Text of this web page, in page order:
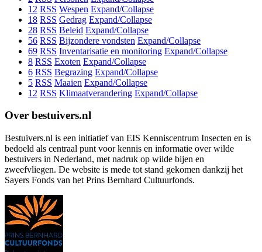
12 RSS Wespen Expand/Collapse
18 RSS Gedrag Expand/Collapse
28 RSS Beleid Expand/Collapse
56 RSS Bijzondere vondsten Expand/Collapse
69 RSS Inventarisatie en monitoring Expand/Collapse
8 RSS Exoten Expand/Collapse
6 RSS Begrazing Expand/Collapse
5 RSS Maaien Expand/Collapse
12 RSS Klimaatverandering Expand/Collapse
Over bestuivers.nl
Bestuivers.nl is een initiatief van EIS Kenniscentrum Insecten en is
bedoeld als centraal punt voor kennis en informatie over wilde
bestuivers in Nederland, met nadruk op wilde bijen en
zweefvliegen. De website is mede tot stand gekomen dankzij het
Sayers Fonds van het Prins Bernhard Cultuurfonds.